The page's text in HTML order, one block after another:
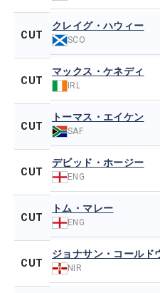
CUT
クレイグ・ハウィー
SCO
CUT
マックス・ケネディ
IRL
CUT
トーマス・エイケン
SAF
CUT
デビッド・ホージー
ENG
CUT
トム・マレー
ENG
CUT
ジョナサン・コールド
NIR